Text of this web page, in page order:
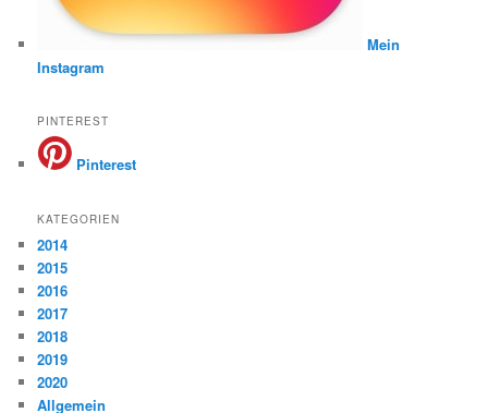
Mein
Instagram
PINTEREST
Pinterest
KATEGORIEN
2014
2015
2016
2017
2018
2019
2020
Allgemein